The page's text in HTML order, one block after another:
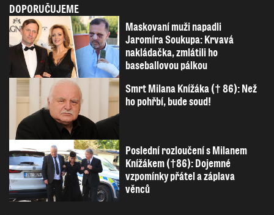
DOPORUČUJEME
Maskovaní muži napadli
Jaromíra Soukupa: Krvavá
nakládačka, zmlátili ho
baseballovou pálkou
Smrt Milana Knížáka († 86): Než
ho pohřbí, bude soud!
Poslední rozloučení s Milanem
Knížákem (†86): Dojemné
vzpomínky přátel a záplava
věnců